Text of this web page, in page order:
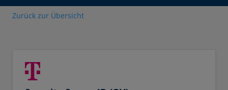
Zurück zur Übersicht